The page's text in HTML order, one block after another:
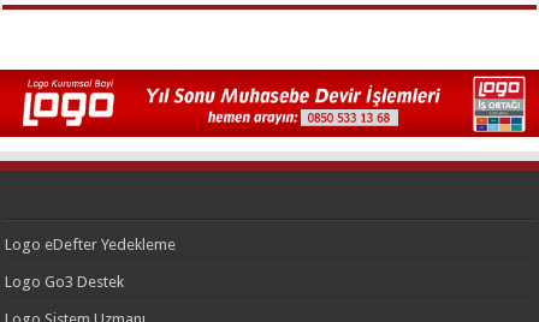
Logo eDefter Yedekleme
Logo Go3 Destek